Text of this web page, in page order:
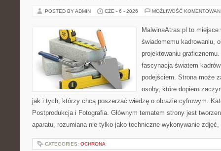
POSTED BY ADMIN CZE - 6 - 2026 MOŻLIWOŚĆ
MalwinaAtras.pl to
świadomemu kadrowaniu,
projektowaniu
fascynacja światem
podejściem. Strona może
osoby, które dopiero
jak i tych, którzy chcą poszerzać wiedzę o obrazie cyfrowym.
Postprodukcja i Fotografia. Głównym tematem strony jest
aparatu, rozumiana nie tylko jako techniczne wykonywanie
CATEGORIES: OCHRONA